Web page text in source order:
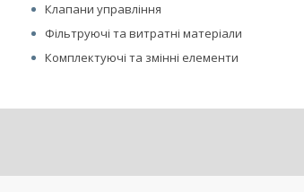
Клапани управління
Фільтруючі та витратні матеріали
Комплектуючі та змінні елементи